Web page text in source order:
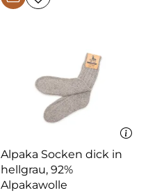
Alpaka Socken dick in
hellgrau, 92%
Alpakawolle